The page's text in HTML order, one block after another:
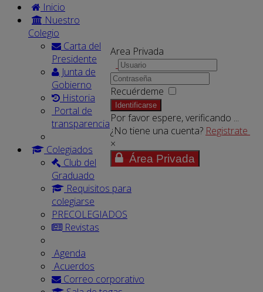
Area Privada
Recuérdeme
Identificarse
Por favor espere, verificando ...
¿No tiene una cuenta? Registrate
×
Área Privada
Inicio
Nuestro
Colegio
Carta del
Presidente
Junta de
Gobierno
Historia
Portal de
transparencia
Colegiados
Club del
Graduado
Requisitos para
colegiarse
PRECOLEGIADOS
Revistas
Agenda
Acuerdos
Correo corporativo